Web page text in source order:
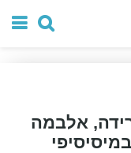
אלבמה